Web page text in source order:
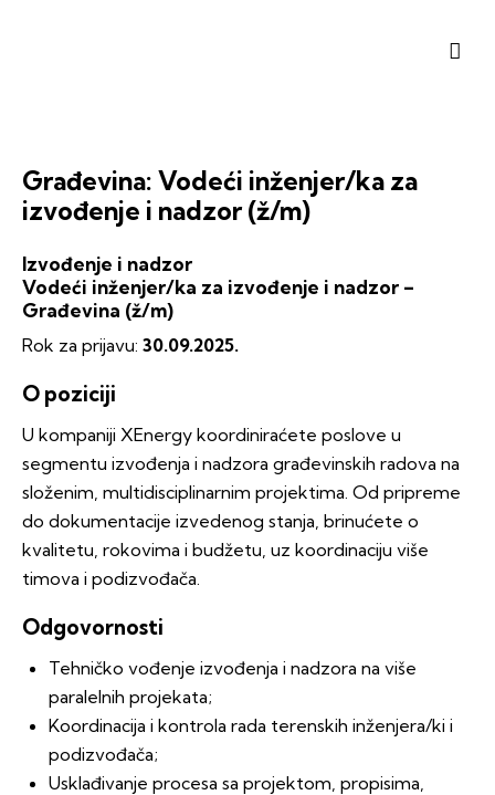
Građevina: Vodeći inženjer/ka za
izvođenje i nadzor (ž/m)
Izvođenje i nadzor
Vodeći inženjer/ka za izvođenje i nadzor –
Građevina (ž/m)
Rok za prijavu: 30.09.2025.
O poziciji
U kompaniji XEnergy koordiniraćete poslove u
segmentu izvođenja i nadzora građevinskih radova na
složenim, multidisciplinarnim projektima. Od pripreme
do dokumentacije izvedenog stanja, brinućete o
kvalitetu, rokovima i budžetu, uz koordinaciju više
timova i podizvođača.
Odgovornosti
Tehničko vođenje izvođenja i nadzora na više
paralelnih projekata;
Koordinacija i kontrola rada terenskih inženjera/ki i
podizvođača;
Usklađivanje procesa sa projektom, propisima,